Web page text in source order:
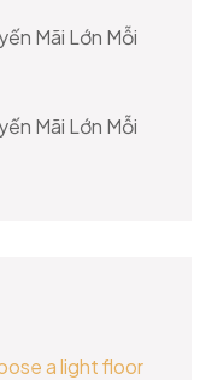
Mãi Lớn Mỗi
Mãi Lớn Mỗi
a light floor